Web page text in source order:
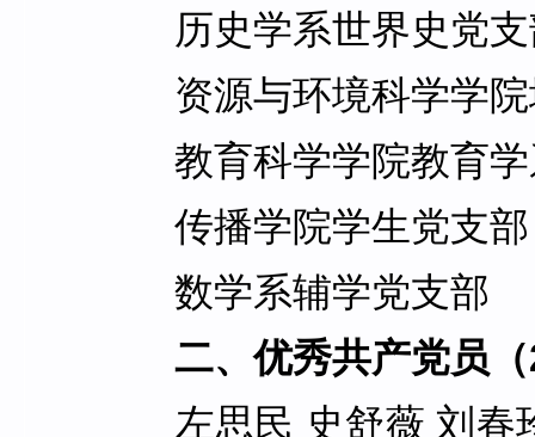
历史学系世界史党支
资源与环境科学学院
教育科学学院教育学
传播学院学生党支部
数学系辅学党支部
二、优秀共产党员
左思民 史舒薇 刘春